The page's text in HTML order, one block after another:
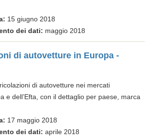
15 giugno 2018
dei dati: maggio 2018
di autovetture in Europa -
di autovetture nei mercati
e dell’Efta, con il dettaglio per paese, marca
17 maggio 2018
dei dati: aprile 2018